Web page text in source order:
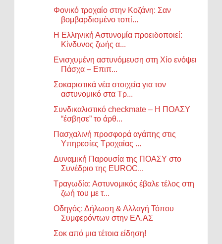
Φονικό τροχαίο στην Κοζάνη: Σαν
βομβαρδισμένο τοπί...
Η Ελληνική Αστυνομία προειδοποιεί:
Κίνδυνος ζωής α...
Ενισχυμένη αστυνόμευση στη Χίο ενόψει
Πάσχα – Επιπ...
Σοκαριστικά νέα στοιχεία για τον
αστυνομικό στα Τρ...
Συνδικαλιστικό checkmate – Η ΠΟΑΣΥ
“έσβησε” το άρθ...
Πασχαλινή προσφορά αγάπης στις
Υπηρεσίες Τροχαίας ...
Δυναμική Παρουσία της ΠΟΑΣΥ στο
Συνέδριο της EUROC...
Τραγωδία: Αστυνομικός έβαλε τέλος στη
ζωή του με τ...
Οδηγός: Δήλωση & Αλλαγή Τόπου
Συμφερόντων στην ΕΛ.ΑΣ
Σοκ από μια τέτοια είδηση!